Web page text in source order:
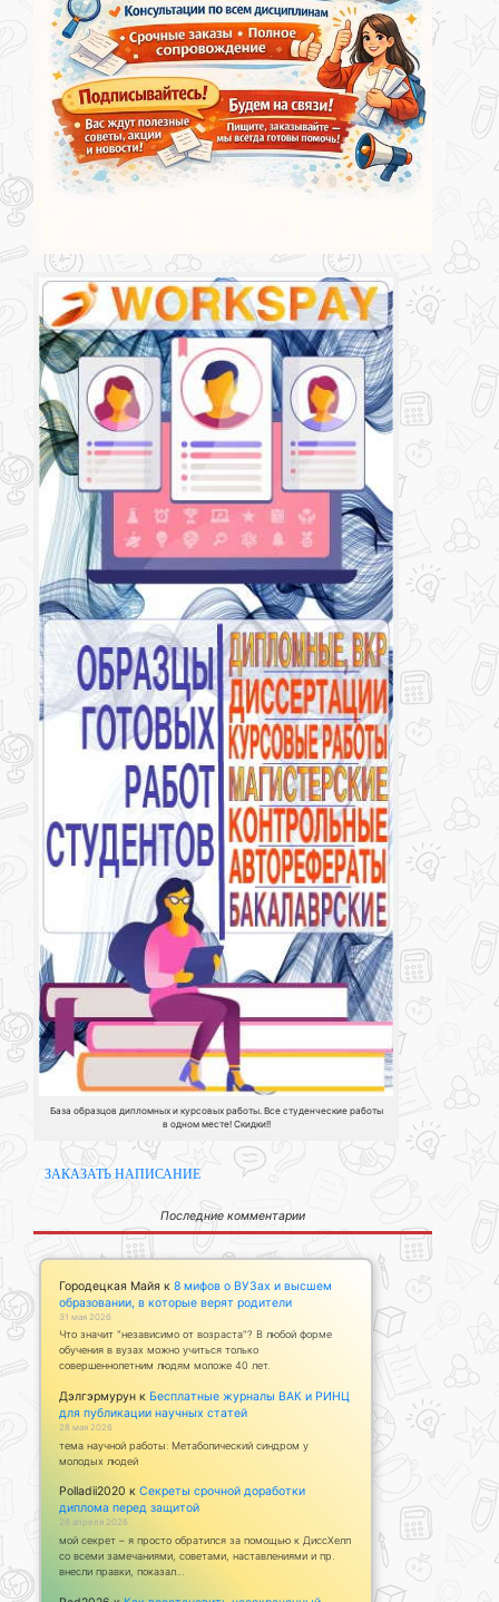
База образцов дипломных и курсовых работы. Все студенческие работы
в одном месте! Скидки!!
ЗАКАЗАТЬ НАПИСАНИЕ
Последние комментарии
Городецкая Майя к 8 мифов о ВУЗах и высшем
образовании, в которые верят родители
31 мая 2026
Что значит "независимо от возраста"? В любой форме
обучения в вузах можно учиться только
совершеннолетним людям моложе 40 лет.
Дэлгэрмурун к Бесплатные журналы ВАК и РИНЦ
для публикации научных статей
28 мая 2026
тема научной работы: Метаболический синдром у
молодых людей
Polladii2020 к Секреты срочной доработки
диплома перед защитой
28 апреля 2026
мой секрет – я просто обратился за помощью к ДиссХелп
со всеми замечаниями, советами, наставлениями и пр.
внесли правки, показал…